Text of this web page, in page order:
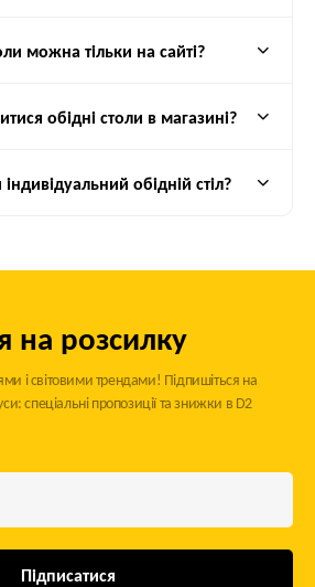
ідеальний інтер’єр у своєму домі.
можна тільки на сайті?
обідні столи в магазині?
обідній стіл?
на розсилку
і світовими трендами! Підпишіться на
спеціальні пропозиції та знижки в D2
Підписатися